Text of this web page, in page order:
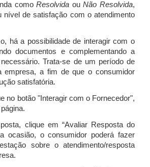
comoResolvida ouNão Resolvida,
nível de satisfação com o atendimento
há a possibilidade de interagir com o
documentos e complementando a
necessário.Trata-se de um período de
empresa, a fim de que o consumidor
satisfatória.
no botão "Interagir com o Fornecedor",
clique em “Avaliar Resposta do
ocasião, o consumidor poderá fazer
sobre o atendimento/resposta